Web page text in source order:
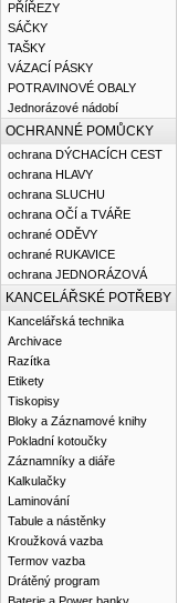
PŘÍŘEZY
SÁČKY
TAŠKY
VÁZACÍ PÁSKY
POTRAVINOVÉ OBALY
Jednorázové nádobí
OCHRANNÉ POMŮCKY
ochrana DÝCHACÍCH CEST
ochrana HLAVY
ochrana SLUCHU
ochrana OČÍ a TVÁŘE
ochrané ODĚVY
ochrané RUKAVICE
ochrana JEDNORÁZOVÁ
KANCELÁŘSKÉ POTŘEBY
Kancelářská technika
Archivace
Razítka
Etikety
Tiskopisy
Bloky a Záznamové knihy
Pokladní kotoučky
Záznamníky a diáře
Kalkulačky
Laminování
Tabule a nástěnky
Kroužková vazba
Termov vazba
Drátěný program